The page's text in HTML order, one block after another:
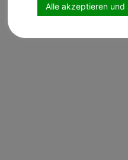
Alle akzeptieren und